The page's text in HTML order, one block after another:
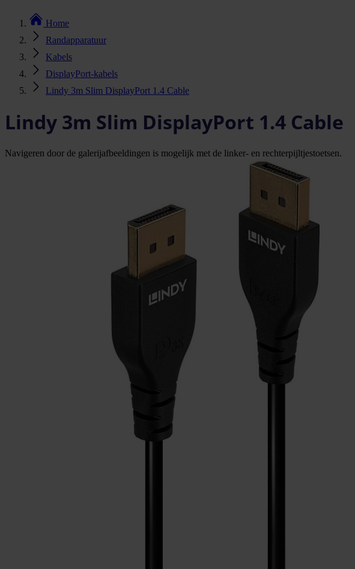
Home
Randapparatuur
Kabels
DisplayPort-kabels
Lindy 3m Slim DisplayPort 1.4 Cable
Lindy 3m Slim DisplayPort 1.4 Cable
Navigeren door de galerijafbeeldingen is mogelijk met de linker- en rechterpijltjestoetsen.